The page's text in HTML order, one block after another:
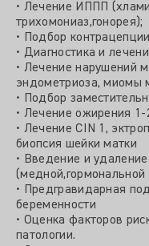
• Лечение ИППП
трихомониаз,гонорея);
• Подбор
• Диагностика и
• Лечение нарушений
эндометриоза, миомы
• Подбор
• Лечение ожирения 1-
• Лечение CIN 1,
биопсия шейки матки
• Введение и
• Предгравидарная
беременности
• Оценка факторов
патологии.